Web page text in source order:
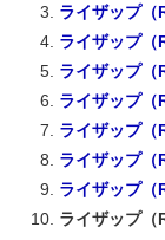
ライザップ（
ライザップ（
ライザップ（
ライザップ（
ライザップ（
ライザップ（
ライザップ（
ライザップ（